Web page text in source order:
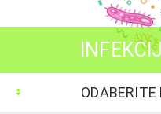
ODABERITE